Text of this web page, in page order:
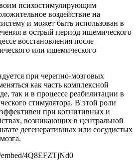
психостимулирующим
воздействие на
и может быть использован в
в острый период ишемического
восстановления после
или ишемического
при черепно-мозговых
как часть комплексной
так и в процессе реабилитации в
стимулятора. В этой роли
при когнитивных и
возникающих в центральной
дегенеративных или сосудистых
4Q8EFZTjNd0